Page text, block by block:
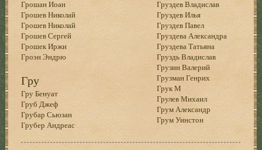
Грошан Иоан
Грошев Николай
Грошев Николай
Грошев Сергей
Грошек Иржи
Гроэн Эндрю
Гру
Гру Бенуат
Груб Джеф
Грубар Сьюзан
Грубер Андреас
Груздев Владислав
Груздев Илья
Груздев Павел
Груздева Александра
Груздева Татьяна
Груздь Владислав
Грузин Валерий
Грузман Генрих
Грук М
Грулев Михаил
Грум Александр
Грум Уинстон